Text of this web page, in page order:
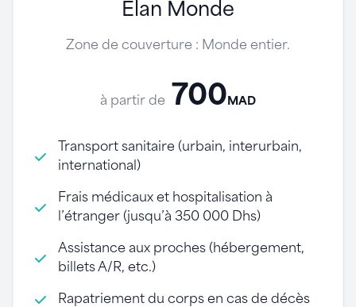
Élan Monde
Zone de couverture : Monde entier.
à partir de 700 MAD
Transport sanitaire (urbain, interurbain,
international)
Frais médicaux et hospitalisation à
l’étranger (jusqu’à 350 000 Dhs)
Assistance aux proches (hébergement,
billets A/R, etc.)
Rapatriement du corps en cas de décès